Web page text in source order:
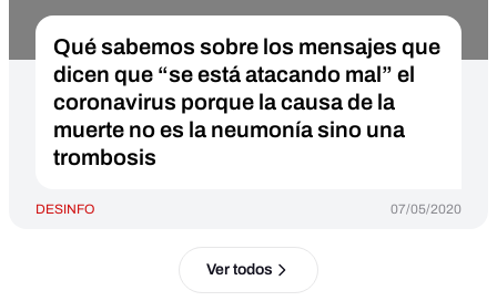
Qué sabemos sobre los mensajes que
dicen que “se está atacando mal” el
coronavirus porque la causa de la
muerte no es la neumonía sino una
trombosis
DESINFO 07/05/2020
Ver todos